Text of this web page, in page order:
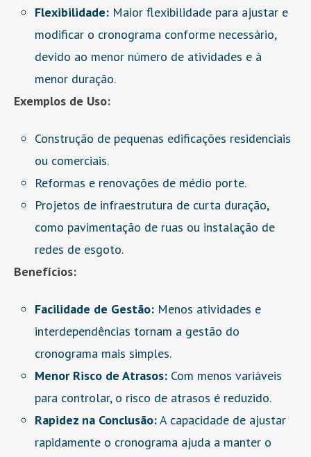
Flexibilidade: Maior flexibilidade para ajustar e
modificar o cronograma conforme necessário,
devido ao menor número de atividades e à
menor duração.
Exemplos de Uso:
Construção de pequenas edificações residenciais
ou comerciais.
Reformas e renovações de médio porte.
Projetos de infraestrutura de curta duração,
como pavimentação de ruas ou instalação de
redes de esgoto.
Benefícios:
Facilidade de Gestão: Menos atividades e
interdependências tornam a gestão do
cronograma mais simples.
Menor Risco de Atrasos: Com menos variáveis
para controlar, o risco de atrasos é reduzido.
Rapidez na Conclusão:A capacidade de ajustar
rapidamente o cronograma ajuda a manter o